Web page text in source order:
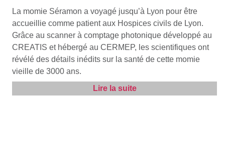
La momie Séramon a voyagé jusqu’à Lyon pour être
accueillie comme patient aux Hospices civils de Lyon.
Grâce au scanner à comptage photonique développé au
CREATIS et hébergé au CERMEP, les scientifiques ont
révélé des détails inédits sur la santé de cette momie
vieille de 3000 ans.
Lire la suite